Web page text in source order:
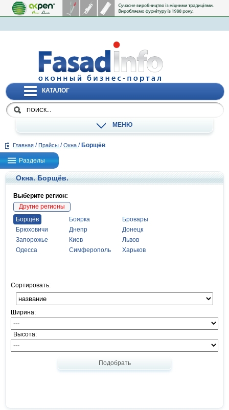
КАТАЛОГ
МЕНЮ
Главная / Прайсы / Окна / Борщёв
Разделы
Окна. Борщёв.
Выберите регион:
Другие регионы
Борщёв
Боярка
Бровары
Брюховичи
Днепр
Донецк
Запорожье
Киев
Львов
Одесса
Симферополь Харьков
Сортировать:
Ширина:
Высота:
Подобрать